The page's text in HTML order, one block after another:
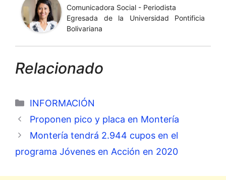
Comunicadora Social - Periodista
Egresada de la Universidad Pontificia
Bolivariana
Relacionado
Categorías
INFORMACIÓN
Proponen pico y placa en Montería
Montería tendrá 2.944 cupos en el
programa Jóvenes en Acción en 2020